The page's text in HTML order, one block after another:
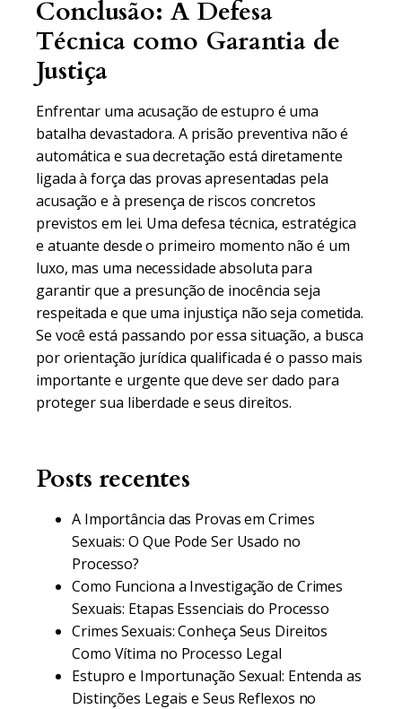
Conclusão: A Defesa
Técnica como Garantia de
Justiça
Enfrentar uma acusação de estupro é uma
batalha devastadora. A prisão preventiva não é
automática e sua decretação está diretamente
ligada à força das provas apresentadas pela
acusação e à presença de riscos concretos
previstos em lei. Uma defesa técnica, estratégica
e atuante desde o primeiro momento não é um
luxo, mas uma necessidade absoluta para
garantir que a presunção de inocência seja
respeitada e que uma injustiça não seja cometida.
Se você está passando por essa situação, a busca
por orientação jurídica qualificada é o passo mais
importante e urgente que deve ser dado para
proteger sua liberdade e seus direitos.
Posts recentes
A Importância das Provas em Crimes
Sexuais: O Que Pode Ser Usado no
Processo?
Como Funciona a Investigação de Crimes
Sexuais: Etapas Essenciais do Processo
Crimes Sexuais: Conheça Seus Direitos
Como Vítima no Processo Legal
Estupro e Importunação Sexual: Entenda as
Distinções Legais e Seus Reflexos no